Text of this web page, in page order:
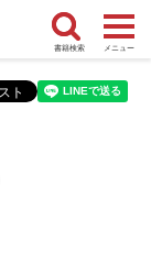
書籍検索 メニュー